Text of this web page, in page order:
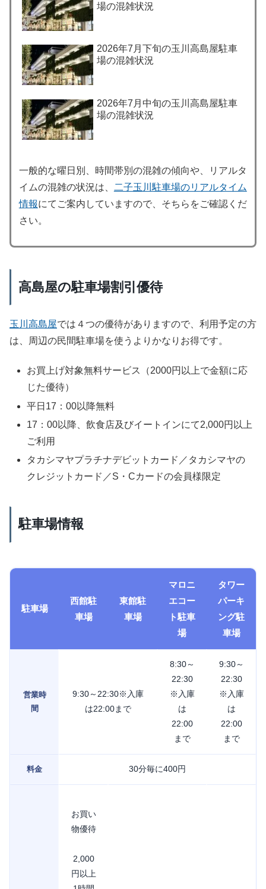
場の混雑状況
2026年7月下旬の玉川高島屋駐車
場の混雑状況
2026年7月中旬の玉川高島屋駐車
場の混雑状況
一般的な曜日別、時間帯別の混雑の傾向や、リアルタ
イムの混雑の状況は、
二子玉川駐車場のリアルタイム
情報にてご案内していますので、そちらをご確認くだ
さい。
高島屋の駐車場割引優待
玉川高島屋では４つの優待がありますので、利用予定の方
は、周辺の民間駐車場を使うよりかなりお得です。
お買上げ対象無料サービス（2000円以上で金額に応
じた優待）
平日17：00以降無料
17：00以降、飲食店及びイートインにて2,000円以上
ご利用
タカシマヤプラチナデビットカード／タカシマヤの
クレジットカード／S・Cカードの会員様限定
駐車場情報
駐車場
西館駐
車場
東館駐
車場
マロニ
エコー
ト駐車
場
タワー
パーキ
ング駐
車場
営業時
間
9:30～22:30※入庫
は22:00まで
8:30～
22:30
※入庫
は
22:00
まで
9:30～
22:30
※入庫
は
22:00
まで
料金 30分毎に400円
お買い
物優待
2,000
円以上